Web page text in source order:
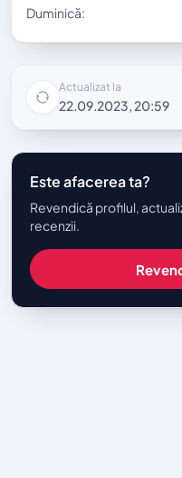
Duminică:
Actualizat la
22.09.2023, 20:59
Este afacerea ta?
Revendică profilul,
recenzii.